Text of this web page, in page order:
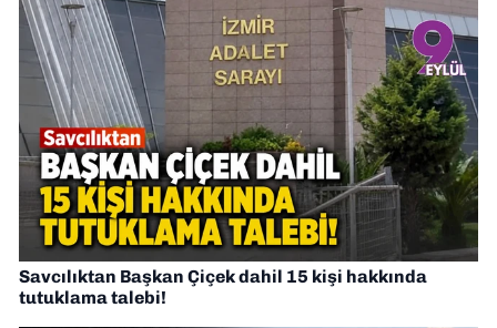
Savcılıktan Başkan Çiçek dahil 15 kişi hakkında
tutuklama talebi!